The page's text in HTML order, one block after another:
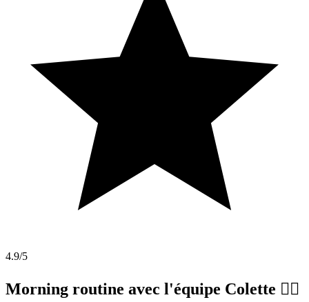
4.9/5
Morning routine avec l'équipe Colette 🏋️‍♂️